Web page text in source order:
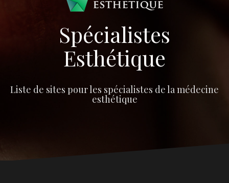
Spécialistes
Esthétique
Liste de sites pour les spécialistes de la médecine
esthétique